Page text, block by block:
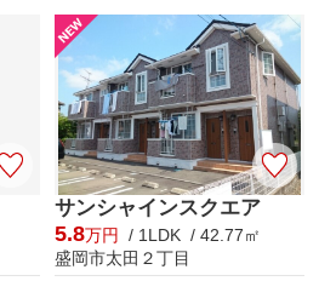
サンシャインスクエア
5.8万円
/ 1LDK / 42.77㎡
盛岡市太田２丁目